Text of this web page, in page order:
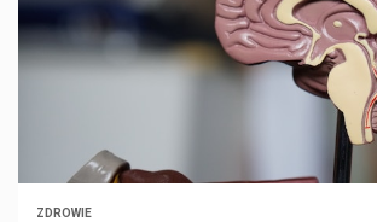
ZDROWIE